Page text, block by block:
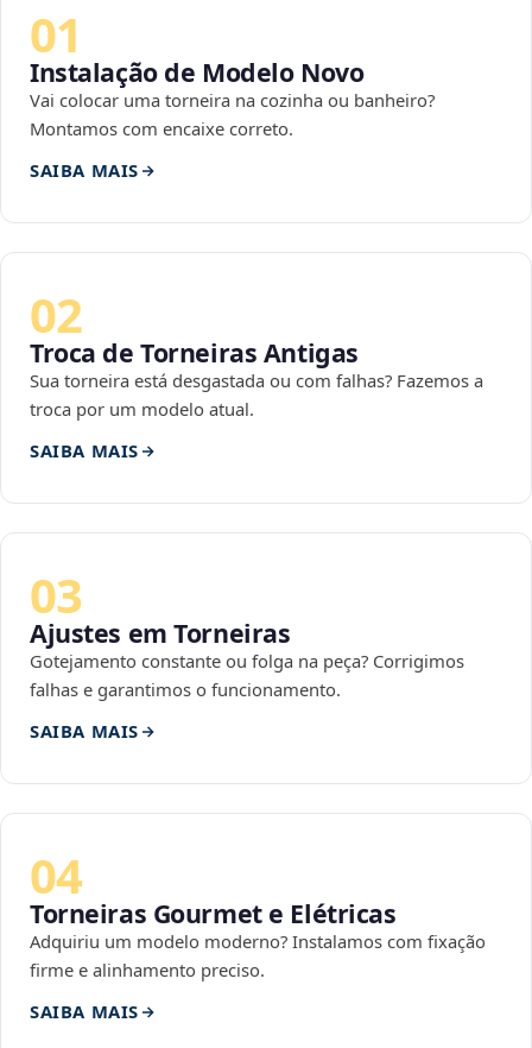
01
Instalação de Modelo Novo
Vai colocar uma torneira na cozinha ou banheiro?
Montamos com encaixe correto.
SAIBA MAIS
02
Troca de Torneiras Antigas
Sua torneira está desgastada ou com falhas? Fazemos a
troca por um modelo atual.
SAIBA MAIS
03
Ajustes em Torneiras
Gotejamento constante ou folga na peça? Corrigimos
falhas e garantimos o funcionamento.
SAIBA MAIS
04
Torneiras Gourmet e Elétricas
Adquiriu um modelo moderno? Instalamos com fixação
firme e alinhamento preciso.
SAIBA MAIS